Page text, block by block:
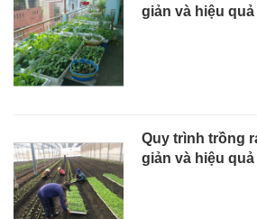
giản và hiệu quả
Quy trình trồng
giản và hiệu quả